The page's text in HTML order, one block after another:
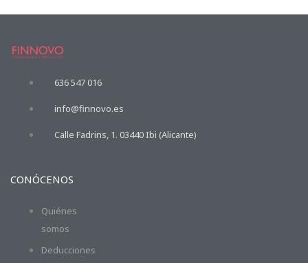
636 547 016
info@finnovo.es
Calle Fadrins, 1. 03440 Ibi (Alicante)
CONÓCENOS
Quiénes
somos
Deducciones